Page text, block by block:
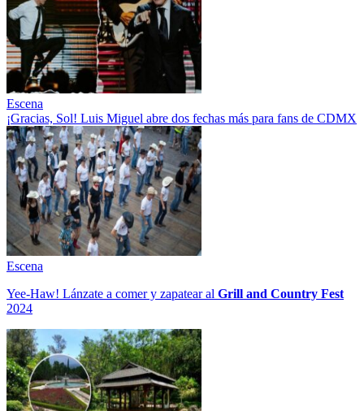
Escena
¡Gracias, Sol! Luis Miguel abre dos fechas más para fans de CDMX
Escena
Yee-Haw! Lánzate a comer y zapatear al Grill and Country Fest
2024